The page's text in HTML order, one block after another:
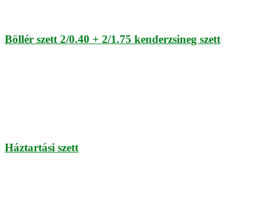
Böllér szett 2/0.40 + 2/1.75 kenderzsineg szett
Háztartási szett